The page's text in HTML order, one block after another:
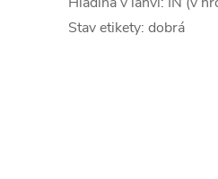
Stav etikety: dobrá